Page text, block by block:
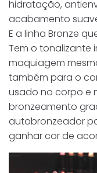
hidratação,
acabamento
E a linha Bronze
Tem o tonalizante
maquiagem
também para o
usado no corpo e
bronzeamento
autobronzeador
ganhar cor de